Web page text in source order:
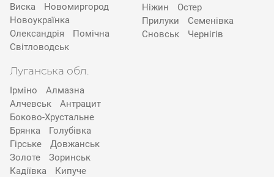
Виска
Новомиргород
Новоукраїнка
Олександрія
Помічна
Світловодськ
Луганська обл.
Ірміно
Алмазна
Алчевськ
Антрацит
Боково-Хрустальне
Брянка
Голубівка
Гірське
Довжанськ
Золоте
Зоринськ
Кадіївка
Кипуче
Ніжин
Остер
Прилуки
Семенівка
Сновськ
Чернігів